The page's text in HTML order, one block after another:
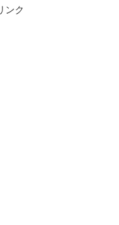
ンク